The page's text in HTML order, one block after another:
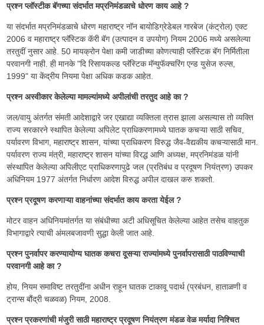
प्रश्न प्लॉस्टीक बॅगच्या संदर्भात मप्रनिमंडळाचे धोरण काय आहे ?
या संदर्भात मप्रनिमंडळाचे धोरण महाराष्ट्र नॉन बायोडिग्रेडेबल गारबेज (कंट्रोल) एक्ट
2006 व महाराष्ट्र प्लॅस्टिक कॅरी बॅग (उत्पादन व उपयोग) नियम 2006 मध्ये असलेल्या
तरतुदीं नुसार आहे. 50 मायक्रोन पेक्षा कमी जाडीच्या कोणत्याही प्लॅस्टिक बॅग निर्मितीला
परवानगी नाही. ही मानके "दि रिसायकल्ड प्लॅस्टिक मॅन्युफॅक्चरिंग एन्ड युसेज रुल्स,
1999" या केंद्रीय नियमा पेक्षा अधिक कडक आहेत.
प्रश्न अस्वीकार केलेल्या मामल्यांमध्ये अपीलांची तरतुद आहे का ?
जल/वायु अंतर्गत संमती आदेशाद्वारे जर एखाद्या व्यक्तिला त्रास झाला असल्यास तो व्यक्ति
राज्य सरकारने स्थापित केलेल्या अपिलेट प्राधिकरणामध्ये घातक कचऱ्या साठी सचिव,
पर्यावरण विभाग, महाराष्ट्र शासन, यांच्या प्राधिकरण विरुद्ध जैव-वैद्यकीय कचऱ्यासाठी मान.
पर्यावरण राज्य मंत्री, महाराष्ट्र शासन यांच्या विरद्ध आणि अध्यक्ष, मप्रनिमंडळ यांनी
संस्थापित केलेल्या अपिलीएट प्राधिकरणापुढे जल (प्रतिबंध व प्रदूषण नियंत्रण) उपकर
अधिनियम 1977 अंतर्गत निर्धारण आदेश विरुद्ध अपील दाखल करु शकतो.
प्रश्न प्रदूषण करणाऱ्या वाहनांच्या संदर्भात काय करता येईल ?
मोटर वाहन अधिनियमांतर्गत या संबंधीच्या अटी अधिसूचित केलेल्या आहेत तसेच वाहतुक
विभागाद्वारे त्याची अंमलबजावणी सुद्धा केली जात आहे.
प्रश्न पुनर्वापर करण्यायोग्य घातक कचरा दूसऱ्या राज्यांमध्ये पुनर्वापरासाठी पाठविण्याची
परवानगी आहे का ?
होय, नियम समाविष्ट तरतुदींना अधीन राहून घातक टाकावू पदार्थ (प्रबंधन, हाताळणी व
ट्रान्स बौंद्री चळवळ) नियम, 2008.
प्रश्न प्रकरणांची मंजुरी साठी महाराष्ट्र प्रदूषण नियंत्रण मंडळ वेळ मर्यादा निश्चित